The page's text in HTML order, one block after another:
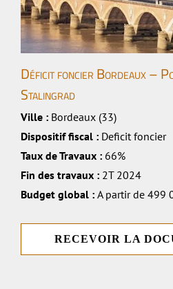
Déficit foncier Bordeaux –
Stalingrad
Ville : Bordeaux (33)
Dispositif fiscal : Deficit foncier
Taux de Travaux : 66%
Fin des travaux : 2T 2024
Budget global : A partir de 499
RECEVOIR LA